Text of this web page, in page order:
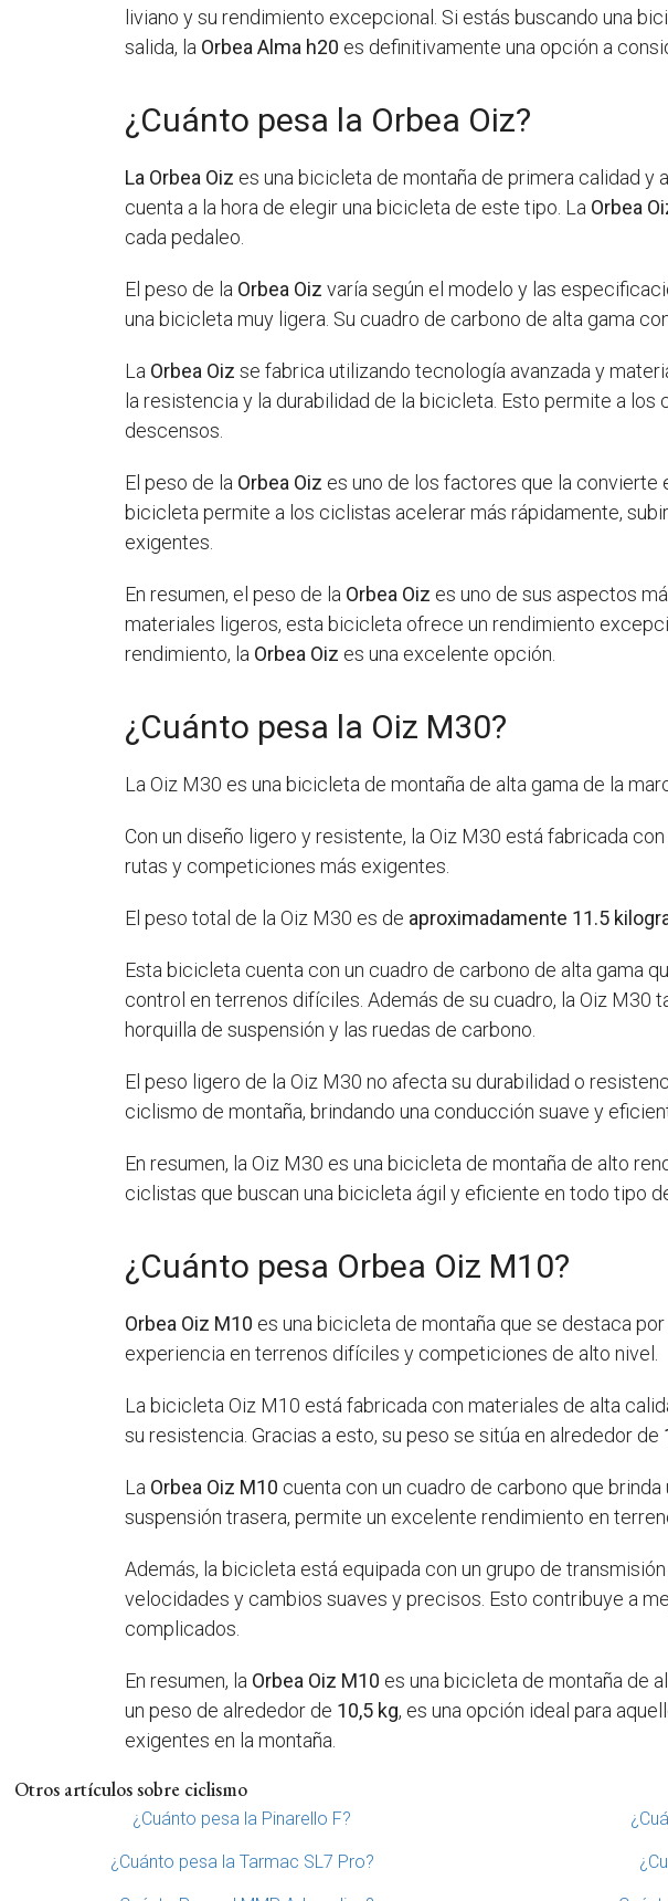
liviano y su rendimiento excepcional. Si estás buscando una
salida, la Orbea Alma h20 es definitivamente una opción a
¿Cuánto pesa la Orbea Oiz?
La Orbea Oiz es una bicicleta de montaña de primera calidad
cuenta a la hora de elegir una bicicleta de este tipo. La Orbea
cada pedaleo.
El peso de la Orbea Oiz varía según el modelo y las
una bicicleta muy ligera. Su cuadro de carbono de alta gama
La Orbea Oiz se fabrica utilizando tecnología avanzada y
la resistencia y la durabilidad de la bicicleta. Esto permite a
descensos.
El peso de la Orbea Oiz es uno de los factores que la convierte
bicicleta permite a los ciclistas acelerar más rápidamente,
exigentes.
En resumen, el peso de la Orbea Oiz es uno de sus aspectos
materiales ligeros, esta bicicleta ofrece un rendimiento
rendimiento, la Orbea Oiz es una excelente opción.
¿Cuánto pesa la Oiz M30?
La Oiz M30 es una bicicleta de montaña de alta gama de la
Con un diseño ligero y resistente, la Oiz M30 está fabricada
rutas y competiciones más exigentes.
El peso total de la Oiz M30 es de aproximadamente 11.5
Esta bicicleta cuenta con un cuadro de carbono de alta gama
control en terrenos difíciles. Además de su cuadro, la Oiz M30
horquilla de suspensión y las ruedas de carbono.
El peso ligero de la Oiz M30 no afecta su durabilidad o
ciclismo de montaña, brindando una conducción suave y
En resumen, la Oiz M30 es una bicicleta de montaña de alto
ciclistas que buscan una bicicleta ágil y eficiente en todo tipo
¿Cuánto pesa Orbea Oiz M10?
Orbea Oiz M10 es una bicicleta de montaña que se destaca
experiencia en terrenos difíciles y competiciones de alto nivel.
La bicicleta Oiz M10 está fabricada con materiales de alta
su resistencia. Gracias a esto, su peso se sitúa en alrededor de
La Orbea Oiz M10 cuenta con un cuadro de carbono que
suspensión trasera, permite un excelente rendimiento en
Además, la bicicleta está equipada con un grupo de
velocidades y cambios suaves y precisos. Esto contribuye a
complicados.
En resumen, la Orbea Oiz M10 es una bicicleta de montaña de
un peso de alrededor de 10,5 kg, es una opción ideal para
exigentes en la montaña.
Otros artículos sobre ciclismo
¿Cuánto pesa la Pinarello F?
¿Cuánto pesa la Tarmac SL7 Pro?